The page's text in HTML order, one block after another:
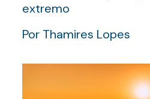
extremo
Por Thamires Lopes